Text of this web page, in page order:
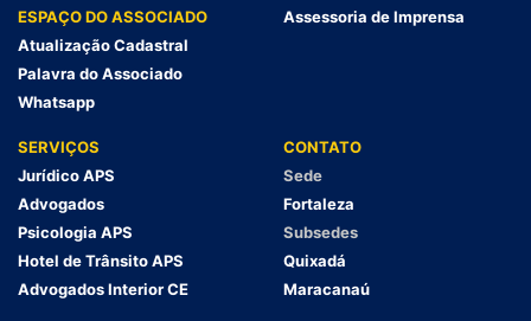
ESPAÇO DO ASSOCIADO
Atualização Cadastral
Palavra do Associado
Whatsapp
Assessoria de Imprensa
SERVIÇOS
Jurídico APS
Advogados
Psicologia APS
Hotel de Trânsito APS
Advogados Interior CE
CONTATO
Sede
Fortaleza
Subsedes
Quixadá
Maracanaú